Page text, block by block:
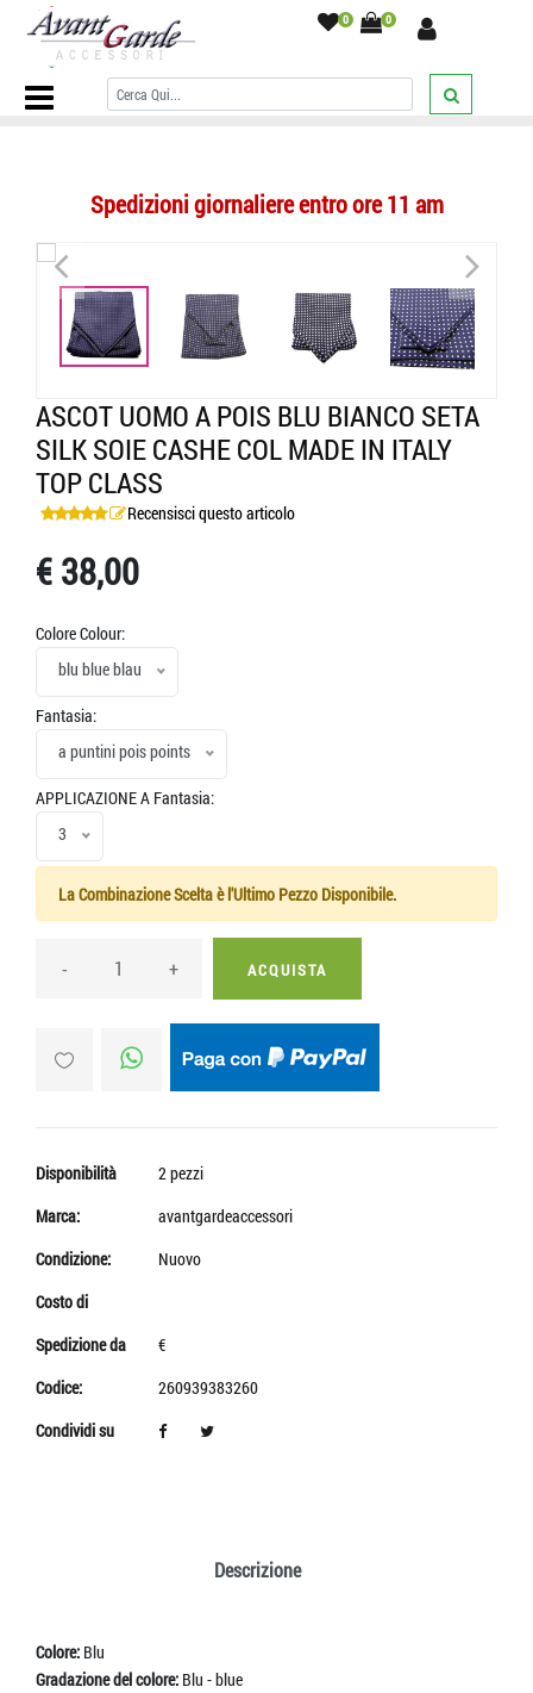
0 0
Home Page/ASCOT/cashe col uomo/a pois/Ascot uomo a pois
blu bianco seta silk soie cashe col made in italy top class
Spedizioni giornaliere entro ore 11 am
< >
ASCOT UOMO A POIS BLU BIANCO SETA
SILK SOIE CASHE COL MADE IN ITALY
TOP CLASS
Recensisci questo articolo
€ 38,00
Colore Colour:
blu blue blau
Fantasia:
a puntini pois points
APPLICAZIONE A Fantasia:
3
La Combinazione Scelta è l'Ultimo Pezzo Disponibile.
- + ACQUISTA
Disponibilità
2 pezzi
Marca:
avantgardeaccessori
Condizione:
Nuovo
Costo di
Spedizione da
€
Codice:
260939383260
Condividi su
Descrizione
Colore: Blu
Gradazione del colore: Blu - blue